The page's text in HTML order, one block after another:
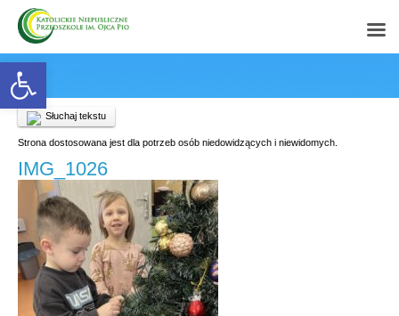
Open toolbar
Słuchaj tekstu
Strona dostosowana jest dla potrzeb osób niedowidzących i niewidomych.
IMG_1026